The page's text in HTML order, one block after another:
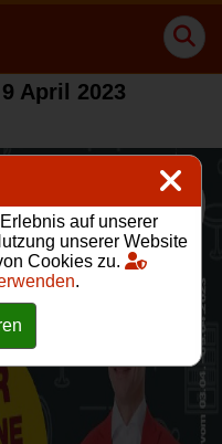
April 2023
auf unserer
unserer Website
Cookies zu.
.